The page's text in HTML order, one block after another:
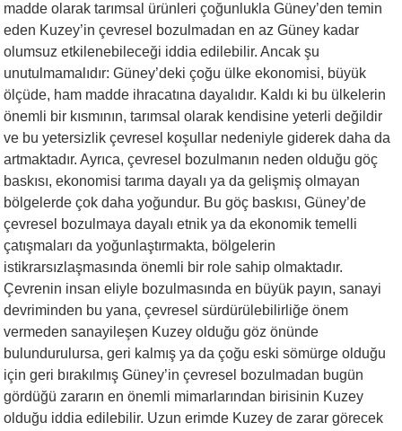
madde olarak tarımsal ürünleri çoğunlukla Güney’den temin
eden Kuzey’in çevresel bozulmadan en az Güney kadar
olumsuz etkilenebileceği iddia edilebilir. Ancak şu
unutulmamalıdır: Güney’deki çoğu ülke ekonomisi, büyük
ölçüde, ham madde ihracatına dayalıdır. Kaldı ki bu ülkelerin
önemli bir kısmının, tarımsal olarak kendisine yeterli değildir
ve bu yetersizlik çevresel koşullar nedeniyle giderek daha da
artmaktadır. Ayrıca, çevresel bozulmanın neden olduğu göç
baskısı, ekonomisi tarıma dayalı ya da gelişmiş olmayan
bölgelerde çok daha yoğundur. Bu göç baskısı, Güney’de
çevresel bozulmaya dayalı etnik ya da ekonomik temelli
çatışmaları da yoğunlaştırmakta, bölgelerin
istikrarsızlaşmasında önemli bir role sahip olmaktadır.
Çevrenin insan eliyle bozulmasında en büyük payın, sanayi
devriminden bu yana, çevresel sürdürülebilirliğe önem
vermeden sanayileşen Kuzey olduğu göz önünde
bulundurulursa, geri kalmış ya da çoğu eski sömürge olduğu
için geri bırakılmış Güney’in çevresel bozulmadan bugün
gördüğü zararın en önemli mimarlarından birisinin Kuzey
olduğu iddia edilebilir. Uzun erimde Kuzey de zarar görecek